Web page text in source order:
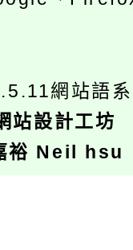
網站語
站設計工坊
裕 Neil hsu